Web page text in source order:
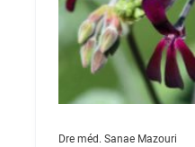
Dre méd. Sanae Mazouri